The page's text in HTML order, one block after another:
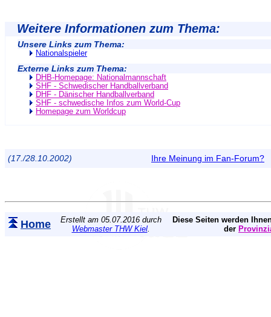
Weitere Informationen zum Thema:
Unsere Links zum Thema:
Nationalspieler
Externe Links zum Thema:
DHB-Homepage: Nationalmannschaft
SHF - Schwedischer Handballverband
DHF - Dänischer Handballverband
SHF - schwedische Infos zum World-Cup
Homepage zum Worldcup
(17./28.10.2002) Ihre Meinung im Fan-Forum?
Home
Erstellt am 05.07.2016 durch
Webmaster THW Kiel.
Diese Seiten werden
der